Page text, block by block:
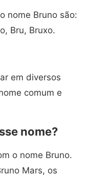
nome Bruno são:
Bru, Bruxo.
em diversos
comum e
nome?
o nome Bruno.
Mars, os